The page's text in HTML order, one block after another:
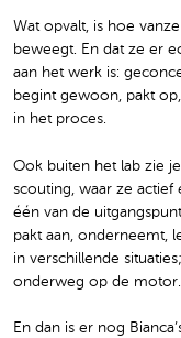
Wat opvalt, is hoe
beweegt. En dat ze er
aan het werk is:
begint gewoon, pakt
in het proces.
Ook buiten het lab zie
scouting, waar ze
één van de
pakt aan, onderneemt,
in verschillende
onderweg op de motor.
En dan is er nog